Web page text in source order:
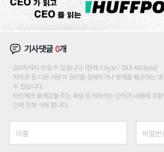
기사댓글0개
200자까지 쓰실 수 있습니다. (현재 0 byte / 최대 400byte)
저작권 등 다른 사람의 권리를 침해하거나 명예를 훼손하는
수 있습니다.
타인에게 불쾌감을 주는 욕설 등 비하하는 단어가 내용에 포
단에 의해 삭제 합니다.